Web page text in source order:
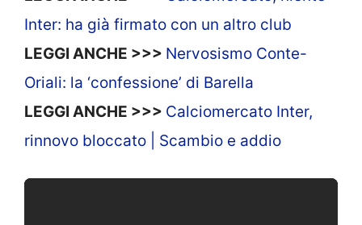
Inter: ha già firmato con un altro club
LEGGI ANCHE >>> Nervosismo Conte-
Oriali: la ‘confessione’ di Barella
LEGGI ANCHE >>> Calciomercato Inter,
rinnovo bloccato | Scambio e addio